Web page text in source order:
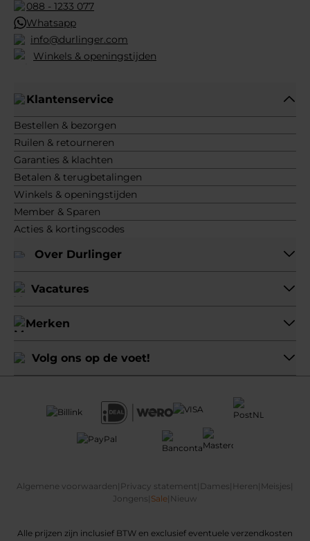
088 - 1233 077
Whatsapp
info@durlinger.com
Winkels & openingstijden
Klantenservice
Bestellen & bezorgen
Ruilen & retourneren
Garanties & klachten
Betalen & terugbetalingen
Winkels & openingstijden
Member & Sparen
Acties & kortingscodes
Over Durlinger
Vacatures
Merken
Volg ons op de voet!
Algemene voorwaarden Privacy statement Dames Heren Meisjes
Jongens Sale Nieuw
Alle prijzen zijn inclusief BTW en exclusief eventuele verzendkosten